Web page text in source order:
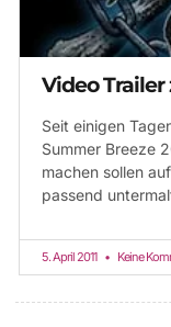
Video Trailer
Seit einigen
Summer Breeze
machen sollen
passend
5. April 2011 Keine